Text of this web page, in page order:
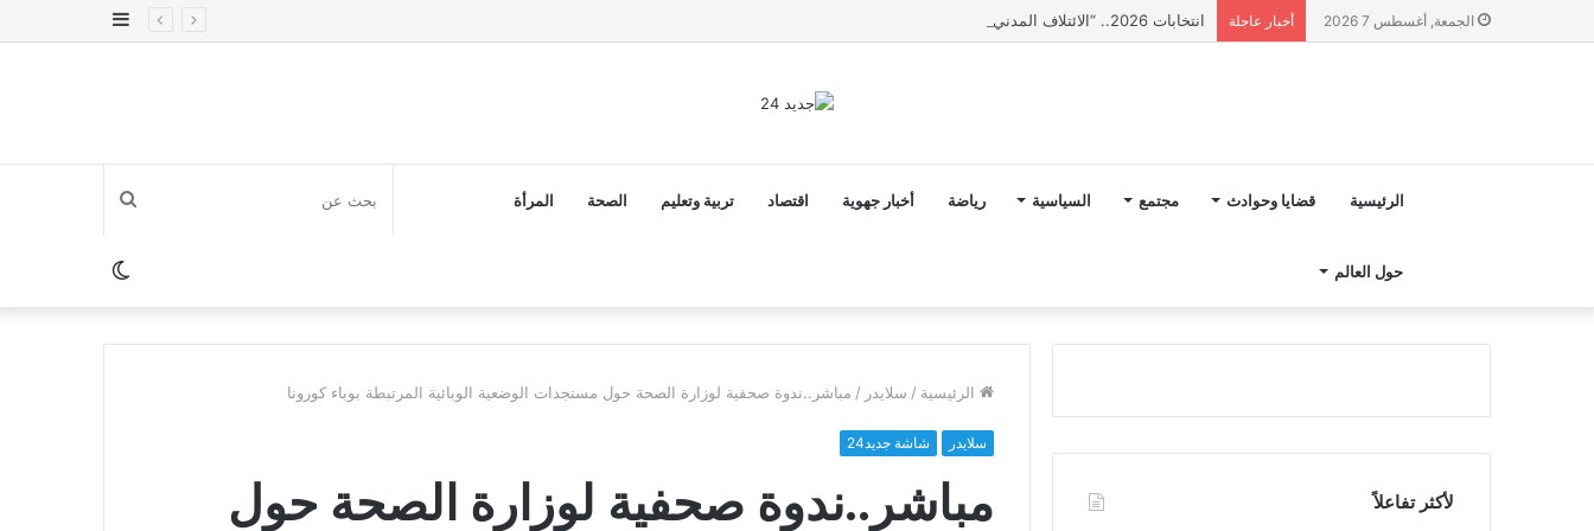
الجمعة, أغسطس 7 2026 أخبار عاجلة انتخابات 2026.. “الائتلاف المدني من أجل الجبل” يرفع عشرة مطالب أمام الأحزاب لإنصاف المناطق الجبلية
إضافة
الرئيسية قضايا وحوادث مجتمع السياسية رياضة أخبار جهوية اقتصاد تربية وتعليم الصحة المرأة
حول العالم
بحث
عنالوضع
المظلم
الرئيسية / سلايدر / مباشر..ندوة صحفية لوزارة الصحة حول مستجدات الوضعية الوبائية المرتبطة بوباء كورونا
سلايدر شاشة جديد24
مباشر..ندوة صحفية لوزارة الصحة حول
لأكثر تفاعلاً